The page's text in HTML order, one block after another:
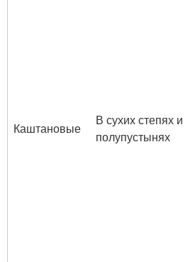
Каштановые
В сухих степях и
полупустынях